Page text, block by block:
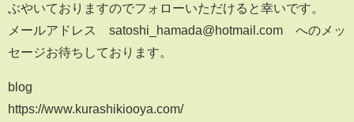
ぶやいておりますのでフォローいただけると幸いです。
メールアドレス satoshi_hamada@hotmail.com へのメッ
セージお待ちしております。
blog
https://www.kurashikiooya.com/